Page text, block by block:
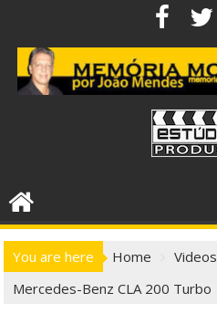
content
You are here Home
Videos
Mercedes-Benz CLA 200 Turbo